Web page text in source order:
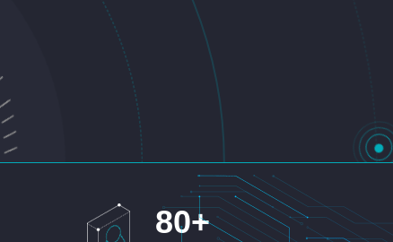
80+